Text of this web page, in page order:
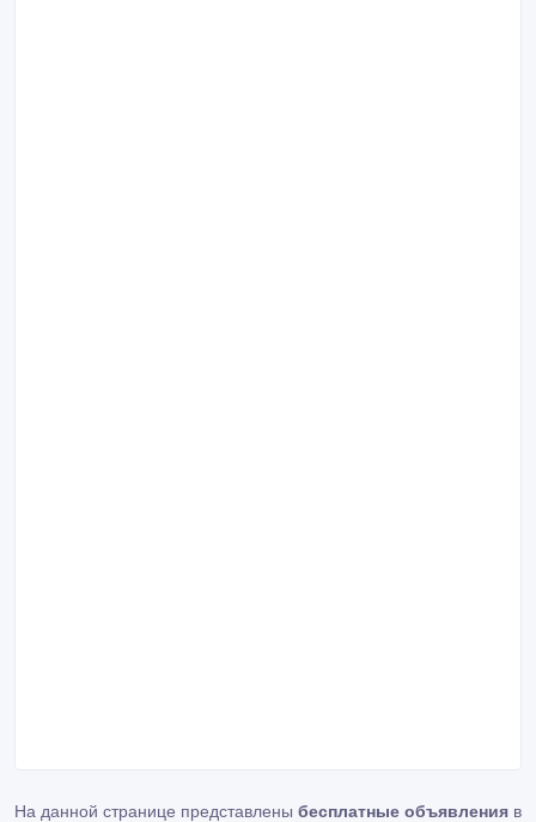
На данной странице представлены бесплатные объявления в